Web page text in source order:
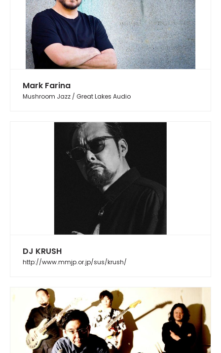
Mark Farina
Mushroom Jazz / Great Lakes Audio
DJ KRUSH
http://www.mmjp.or.jp/sus/krush/